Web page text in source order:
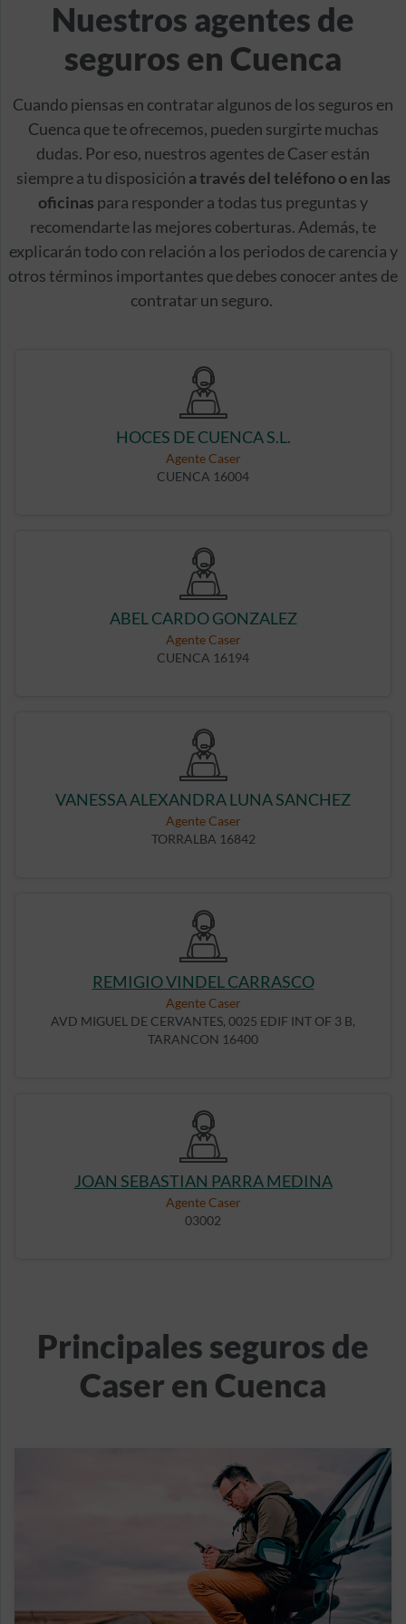
Nuestros agentes de
seguros en Cuenca
Cuando piensas en contratar algunos de los seguros en
Cuenca que te ofrecemos, pueden surgirte muchas
dudas. Por eso, nuestros agentes de Caser están
siempre a tu disposición a través del teléfono o en las
oficinas para responder a todas tus preguntas y
recomendarte las mejores coberturas. Además, te
explicarán todo con relación a los periodos de carencia y
otros términos importantes que debes conocer antes de
contratar un seguro.
HOCES DE CUENCA S.L.
Agente Caser
CUENCA 16004
ABEL CARDO GONZALEZ
Agente Caser
CUENCA 16194
VANESSA ALEXANDRA LUNA SANCHEZ
Agente Caser
TORRALBA 16842
REMIGIO VINDEL CARRASCO
Agente Caser
AVD MIGUEL DE CERVANTES, 0025 EDIF INT OF 3 B,
TARANCON 16400
JOAN SEBASTIAN PARRA MEDINA
Agente Caser
03002
Principales seguros de
Caser en Cuenca